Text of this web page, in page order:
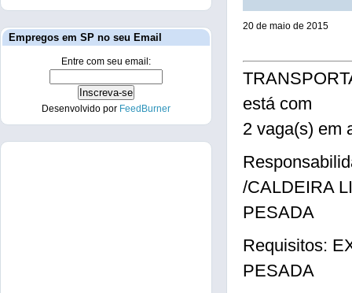
20 de maio de 2015
está com
2 vaga(s) em
/CALDEIRA
PESADA
Requisitos:
PESADA
Empregos em SP no seu Email
Entre com seu email:
Desenvolvido por FeedBurner